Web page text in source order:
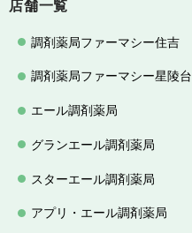
店舗一覧
調剤薬局ファーマシー住吉
調剤薬局ファーマシー星陵台
エール調剤薬局
グランエール調剤薬局
スターエール調剤薬局
アプリ・エール調剤薬局